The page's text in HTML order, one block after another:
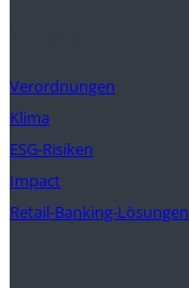
Verordnungen
Klima
ESG-Risiken
Impact
Retail-Banking-Lösungen